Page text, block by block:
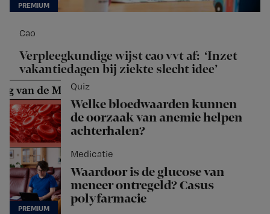
Cao
Verpleegkundige wijst cao vvt af: ‘Inzet
vakantiedagen bij ziekte slecht idee’
Quiz
Welke bloedwaarden kunnen
de oorzaak van anemie helpen
achterhalen?
Medicatie
Waardoor is de glucose van
meneer ontregeld? Casus
polyfarmacie